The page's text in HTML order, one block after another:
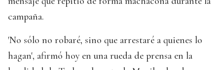
campaña.
'No sólo no robaré, sino que arrestaré a quienes lo
hagan', afirmó hoy en una rueda de prensa en la